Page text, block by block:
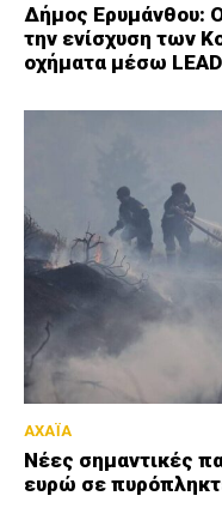
Δήμος Ερυμάνθου:
την ενίσχυση των
οχήματα μέσω
ΑΧΑΪΑ
Νέες σημαντικές
ευρώ σε